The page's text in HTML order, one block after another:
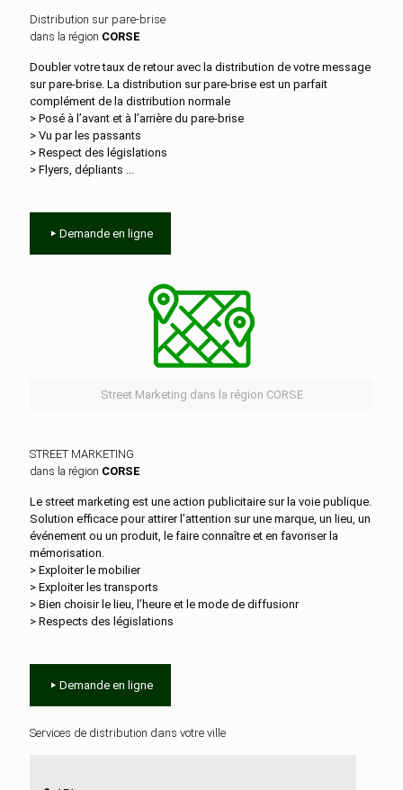
Distribution sur pare-brise
dans la région CORSE
Doubler votre taux de retour avec la distribution de votre message
sur pare-brise. La distribution sur pare-brise est un parfait
complément de la distribution normale
> Posé à l’avant et à l’arrière du pare-brise
> Vu par les passants
> Respect des législations
> Flyers, dépliants ...
Demande en ligne
Street Marketing dans la région CORSE
STREET MARKETING
dans la région CORSE
Le street marketing est une action publicitaire sur la voie publique.
Solution efficace pour attirer l’attention sur une marque, un lieu, un
événement ou un produit, le faire connaître et en favoriser la
mémorisation.
> Exploiter le mobilier
> Exploiter les transports
> Bien choisir le lieu, l’heure et le mode de diffusionr
> Respects des législations
Demande en ligne
Services de distribution dans votre ville